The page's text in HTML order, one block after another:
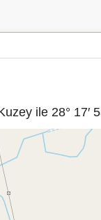
ile 28° 17′